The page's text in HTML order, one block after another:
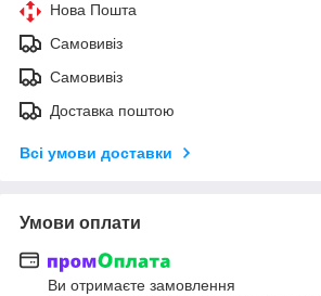
Нова Пошта
Самовивіз
Самовивіз
Доставка поштою
Всі умови доставки
Умови оплати
Ви отримаєте замовлення